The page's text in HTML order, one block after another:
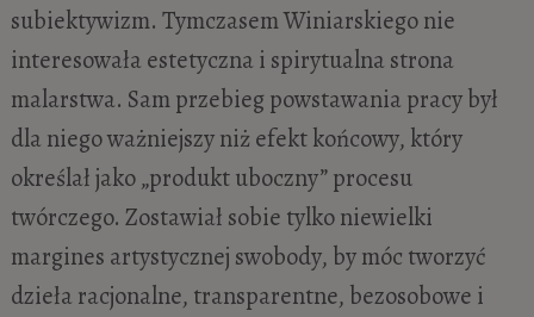
subiektywizm. Tymczasem Winiarskiego nie
interesowała estetyczna i spirytualna strona
malarstwa. Sam przebieg powstawania pracy był
dla niego ważniejszy niż efekt końcowy, który
określał jako „produkt uboczny” procesu
twórczego. Zostawiał sobie tylko niewielki
margines artystycznej swobody, by móc tworzyć
dzieła racjonalne, transparentne, bezosobowe i